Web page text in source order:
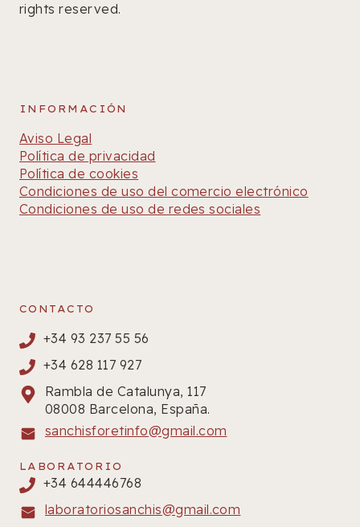
rights reserved.
INFORMACIÓN
Aviso Legal
Política de privacidad
Política de cookies
Condiciones de uso del comercio electrónico
Condiciones de uso de redes sociales
CONTACTO
+34 93 237 55 56
+34 628 117 927
Rambla de Catalunya, 117
08008 Barcelona, España.
sanchisforetinfo@gmail.com
LABORATORIO
+34 644446768
laboratoriosanchis@gmail.com